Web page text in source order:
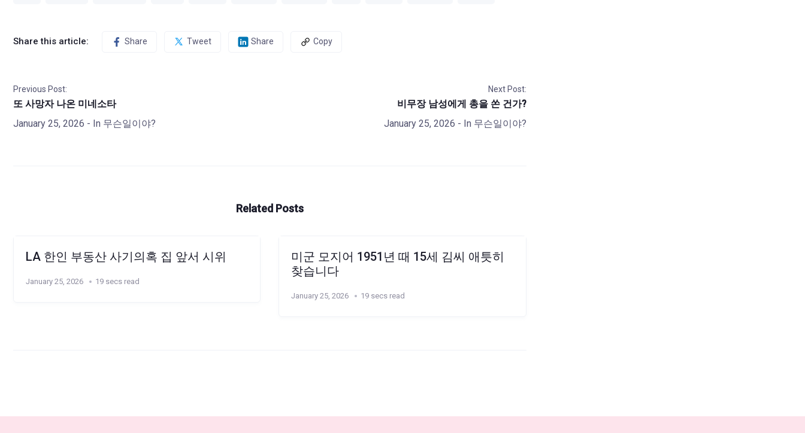
Share this article: Share Tweet Share Copy
Previous Post:
또 사망자 나온 미네소타
January 25, 2026 - In 무슨일이야?
Next Post:
비무장 남성에게 총을 쏜 건가?
January 25, 2026 - In 무슨일이야?
Related Posts
LA 한인 부동산 사기의혹 집 앞서 시위
January 25, 2026 19 secs read
미군 모지어 1951년 때 15세 김씨 애틋히
찾습니다
January 25, 2026 19 secs read